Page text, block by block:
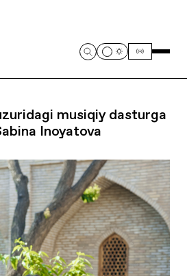
musiqiy dasturga
Inoyatova